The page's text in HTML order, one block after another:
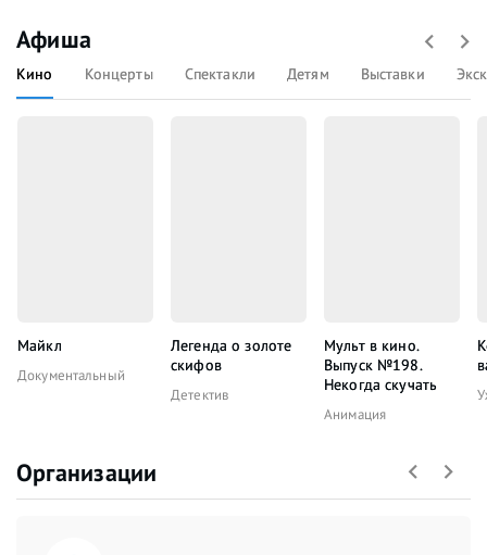
Афиша
Кино Концерты Спектакли Детям Выставки
Майкл
Документальный
Легенда о золоте
скифов
Детектив
Мульт в кино.
Выпуск №198.
Некогда скучать
Анимация
Организации